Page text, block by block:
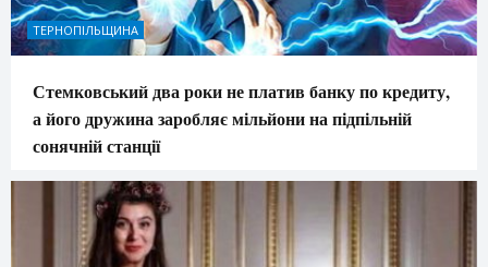
ТЕРНОПІЛЬЩИНА
Стемковський два роки не платив банку по кредиту,
а його дружина заробляє мільйони на підпільній
сонячній станції